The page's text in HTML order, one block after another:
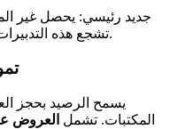
جديد رئيسي: يحصل غير
تشجع هذه التدبيرات الوصول إلى الإبداع للجميع، دون تمييز.
يسمح الرصيد بحجز
المكتبات. تشمل العروض